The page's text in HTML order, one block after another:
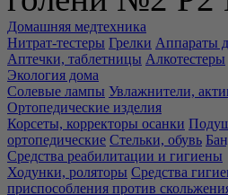
Домашняя медтехника
Нитрат-тестеры Грелки Аппараты
Аптечки, таблетницы Алкотестеры
Экология дома
Солевые лампы Увлажнители,
Ортопедические изделия
Корсеты, корректоры осанки
ортопедические Стельки, обувь
Средства реабилитации и гигиены
Ходунки, роляторы Средства
приспособления против